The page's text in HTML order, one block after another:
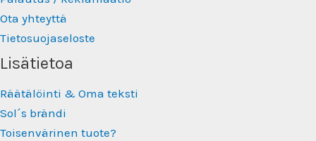
Ota yhteyttä
Tietosuojaseloste
Lisätietoa
Räätälöinti & Oma teksti
Sol´s brändi
Toisenvärinen tuote?